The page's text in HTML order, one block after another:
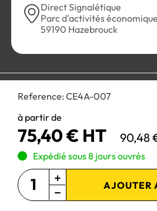
Reference: CE4A-007
à partir de
75,40 € HT 90,48
Expédié sous 8 jours ouvrés
AJOUTER
Direct Signalétique
Parc d'activités
59190 Hazebrouck
Personnaliser les cookies
Paiement 100%
Site réservé aux